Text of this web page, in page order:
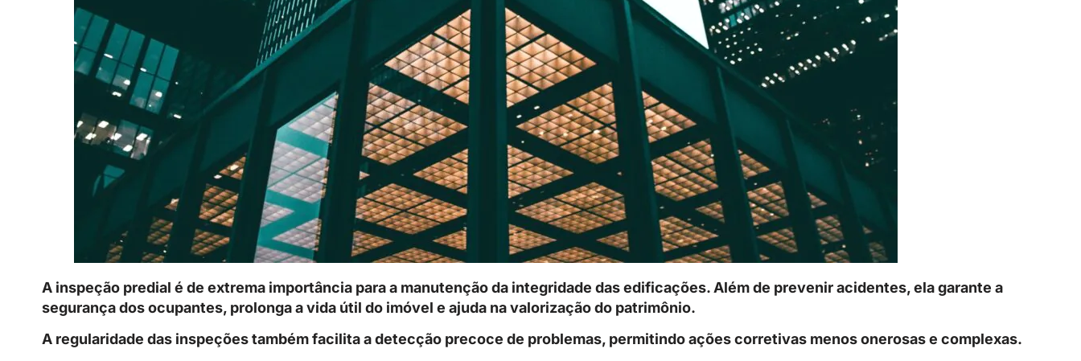
A inspeção predial é de extrema importância para a manutenção da integridade das edificações. Além de prevenir acidentes, ela garante a
segurança dos ocupantes, prolonga a vida útil do imóvel e ajuda na valorização do patrimônio.
A regularidade das inspeções também facilita a detecção precoce de problemas, permitindo ações corretivas menos onerosas e complexas.